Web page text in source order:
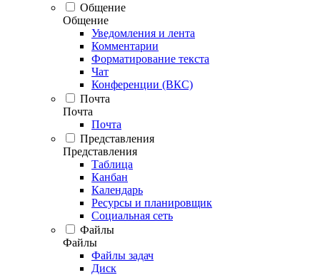
Общение
Общение
Уведомления и лента
Комментарии
Форматирование текста
Чат
Конференции (ВКС)
Почта
Почта
Почта
Представления
Представления
Таблица
Канбан
Календарь
Ресурсы и планировщик
Социальная сеть
Файлы
Файлы
Файлы задач
Диск